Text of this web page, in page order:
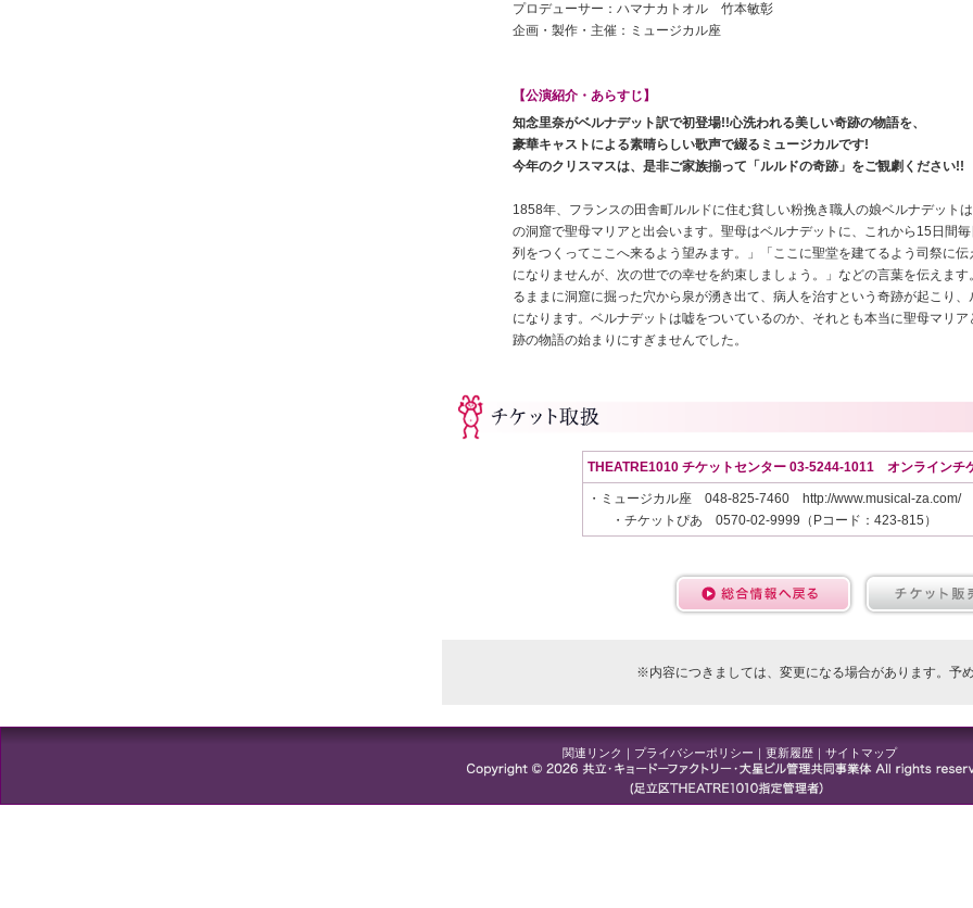
プロデューサー：ハマナカトオル 竹本敏彰
企画・製作・主催：ミュージカル座
【公演紹介・あらすじ】
知念里奈がベルナデット訳で初登場!!心洗われる美しい奇跡の物語を、
豪華キャストによる素晴らしい歌声で綴るミュージカルです!
今年のクリスマスは、是非ご家族揃って「ルルドの奇跡」をご観劇ください!!
1858年、フランスの田舎町ルルドに住む貧しい粉挽き職人の娘ベルナデット
の洞窟で聖母マリアと出会います。聖母はベルナデットに、これから15日間
列をつくってここへ来るよう望みます。」「ここに聖堂を建てるよう司祭に
になりませんが、次の世での幸せを約束しましょう。」などの言葉を伝えま
るままに洞窟に掘った穴から泉が湧き出て、病人を治すという奇跡が起こり
になります。ベルナデットは嘘をついているのか、それとも本当に聖母マリ
跡の物語の始まりにすぎませんでした。
THEATRE1010 チケットセンター 03-5244-1011 オンラインチ
・ミュージカル座 048-825-7460 http://www.musical-za.com/
・チケットぴあ 0570-02-9999（Pコード：423-815）
※内容につきましては、変更になる場合があります。予め
関連リンク ｜ プライバシーポリシー ｜ 更新履歴 ｜ サイトマップ